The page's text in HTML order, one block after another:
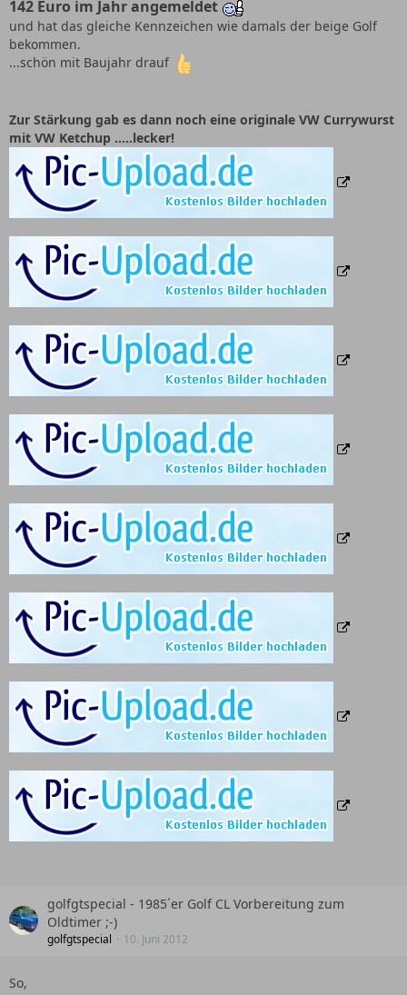
142 Euro im Jahr angemeldet
und hat das gleiche Kennzeichen wie damals der beige Golf
bekommen.
...schön mit Baujahr drauf
Zur Stärkung gab es dann noch eine originale VW Currywurst
mit VW Ketchup .....lecker!
golfgtspecial - 1985´er Golf CL Vorbereitung zum
Oldtimer ;-)
golfgtspecial 10. Juni 2012
So,